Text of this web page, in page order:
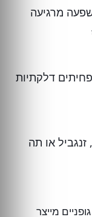
מרגיעה
דלקתיות
או תה
מייצר